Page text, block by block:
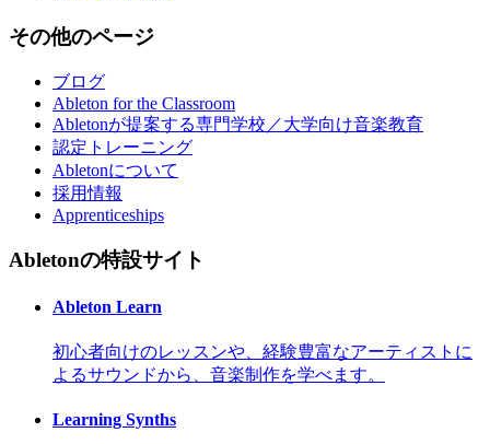
その他のページ
ブログ
Ableton for the Classroom
Abletonが提案する専門学校／大学向け音楽教育
認定トレーニング
Abletonについて
採用情報
Apprenticeships
Abletonの特設サイト
Ableton Learn
初心者向けのレッスンや、経験豊富なアーティストに
よるサウンドから、音楽制作を学べます。
Learning Synths